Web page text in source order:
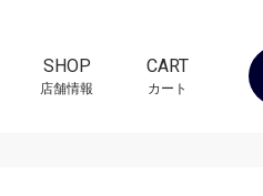
SHOP
店舗情報
CART
カート